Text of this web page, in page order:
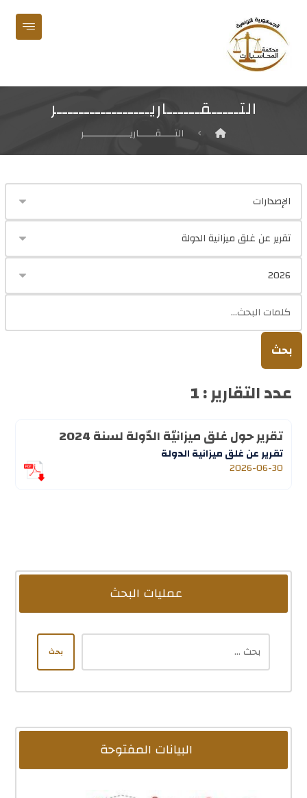
التـــــقــــــاريـــــــــــــــــر
التـــــقــــــاريـــــــــــــــــر
بحث
عدد التقارير : 1
تقرير حول غلق ميزانيّة الدّولة لسنة 2024
تقرير عن غلق ميزانية الدولة
2026-06-30
عمليات البحث
بحث
البيانات المفتوحة